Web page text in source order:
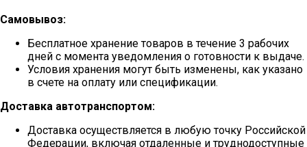
Самовывоз:
Бесплатное хранение товаров в течение 3 рабочих
дней с момента уведомления о готовности к выдаче.
Условия хранения могут быть изменены, как указано
в счете на оплату или спецификации.
Доставка автотранспортом:
Доставка осуществляется в любую точку Российской
Федерации, включая отдаленные и труднодоступные